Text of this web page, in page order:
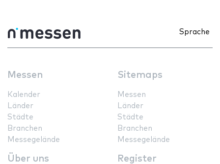
Sprache
Messen
Kalender
Länder
Städte
Branchen
Messegelände
Sitemaps
Messen
Länder
Städte
Branchen
Messegelände
Über uns Register